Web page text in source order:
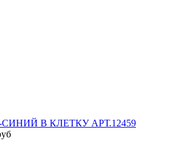
В КЛЕТКУ АРТ.12459